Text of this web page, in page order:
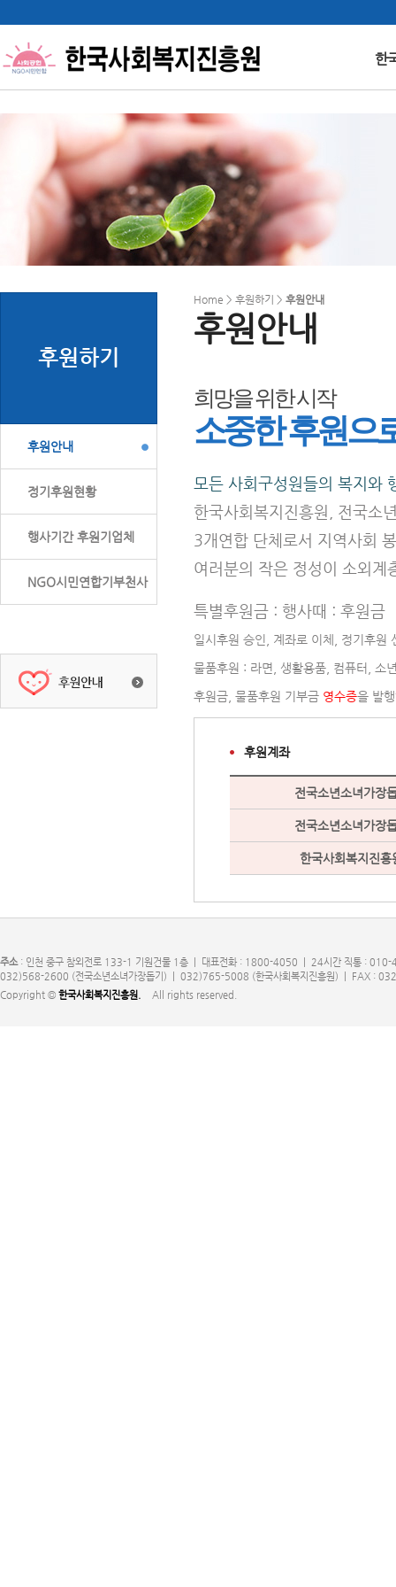
한
후원하기
후원안내
정기후원현황
행사기간 후원기업체
NGO시민연합기부천사
Home > 후원하기 > 후원안내
후원안내
희망을 위한 시작
소중한 후원으
모든 사회구성원들의 복지와
한국사회복지진흥원, 전국소
3개연합 단체로서 지역사회
여러분의 작은 정성이 소외계
특별후원금 : 행사때 : 후원금
일시후원 승인, 계좌로 이체, 정기후원
물품후원 : 라면, 생활용품, 컴퓨터, 소
후원금, 물품후원 기부금 영수증을 발
후원계좌
전국소년소녀가장
전국소년소녀가장
한국사회복지진흥
주소: 인천 중구 참외전로 133-1 기원건물 1층 | 대표전화 : 1800-4050 | 24시간 직통 :
032)568-2600 (전국소년소녀가장돕기) | 032)765-5008 (한국사회복지진흥원) | FAX :
Copyright © 한국사회복지진흥원. All rights reserved.